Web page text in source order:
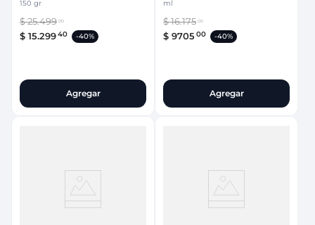
150 gr
$25.499 00
$ 15.29940 -40%
Agregar
ml
$16.175 00
$ 970500 -40%
Agregar